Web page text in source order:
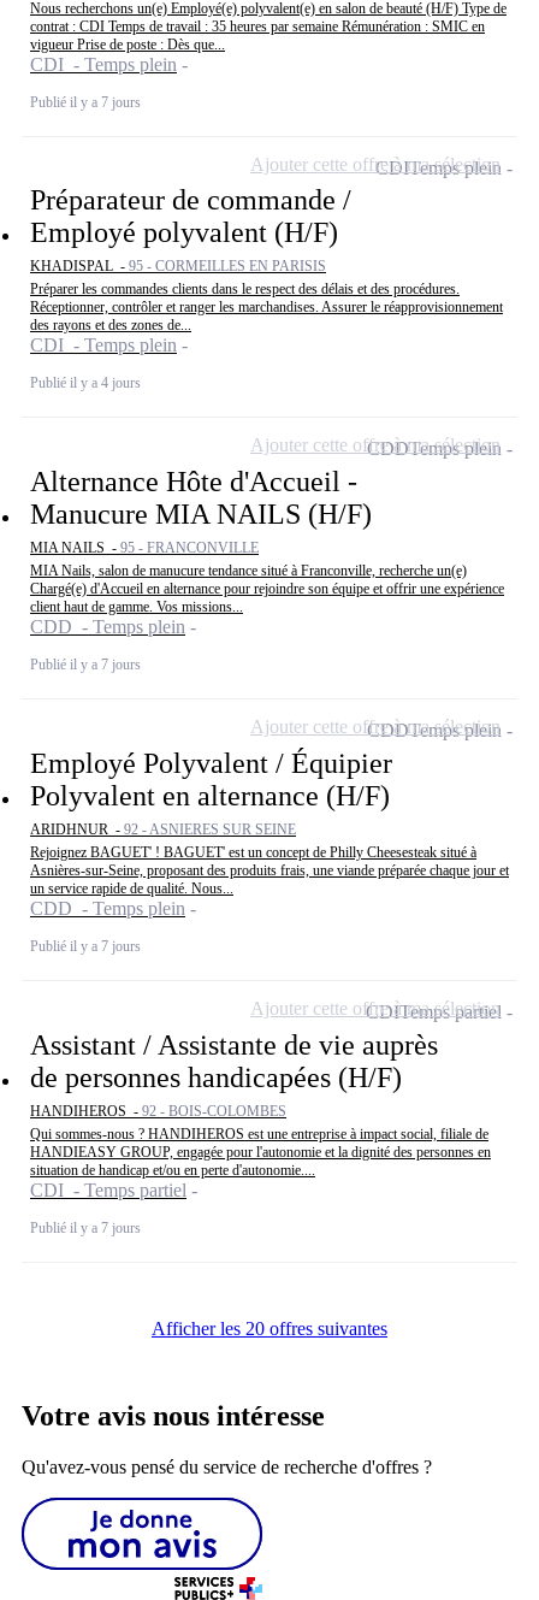
Nous recherchons un(e) Employé(e) polyvalent(e) en salon de beauté (H/F) Type de
contrat : CDI Temps de travail : 35 heures par semaine Rémunération : SMIC en
vigueur Prise de poste : Dès que...
CDI - Temps plein
Publié il y a 7 jours
Préparateur de commande /
Employé polyvalent (H/F)
KHADISPAL - 95 - CORMEILLES EN PARISIS
Préparer les commandes clients dans le respect des délais et des procédures.
Réceptionner, contrôler et ranger les marchandises. Assurer le réapprovisionnement
des rayons et des zones de...
CDI - Temps plein
Publié il y a 4 jours
CDITemps plein
Ajouter cette offre à ma sélection
Alternance Hôte d'Accueil -
Manucure MIA NAILS (H/F)
MIA NAILS - 95 - FRANCONVILLE
MIA Nails, salon de manucure tendance situé à Franconville, recherche un(e)
Chargé(e) d'Accueil en alternance pour rejoindre son équipe et offrir une expérience
client haut de gamme. Vos missions...
CDD - Temps plein
Publié il y a 7 jours
CDDTemps plein
Ajouter cette offre à ma sélection
Employé Polyvalent / Équipier
Polyvalent en alternance (H/F)
ARIDHNUR - 92 - ASNIERES SUR SEINE
Rejoignez BAGUET' ! BAGUET' est un concept de Philly Cheesesteak situé à
Asnières-sur-Seine, proposant des produits frais, une viande préparée chaque jour et
un service rapide de qualité. Nous...
CDD - Temps plein
Publié il y a 7 jours
CDDTemps plein
Ajouter cette offre à ma sélection
Assistant / Assistante de vie auprès
de personnes handicapées (H/F)
HANDIHEROS - 92 - BOIS-COLOMBES
Qui sommes-nous ? HANDIHEROS est une entreprise à impact social, filiale de
HANDIEASY GROUP, engagée pour l'autonomie et la dignité des personnes en
situation de handicap et/ou en perte d'autonomie....
CDI - Temps partiel
Publié il y a 7 jours
CDITemps partiel
Ajouter cette offre à ma sélection
Afficher les 20 offres suivantes
Votre avis nous intéresse
Qu'avez-vous pensé du service de recherche d'offres ?